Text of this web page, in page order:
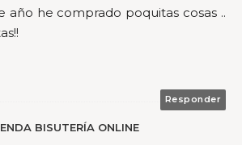
año he comprado poquitas cosas ..
Responder
BISUTERÍA ONLINE